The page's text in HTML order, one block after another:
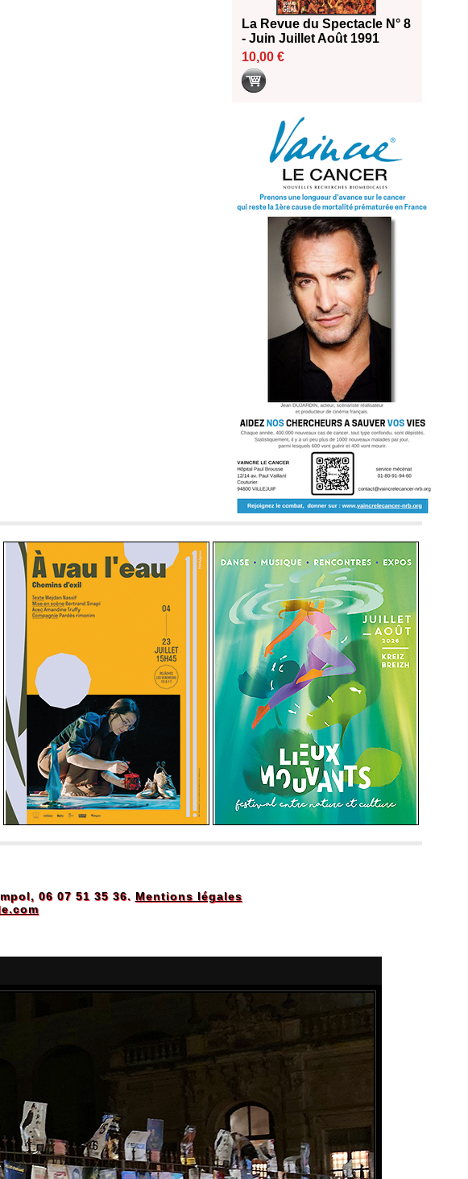
La Revue du Spectacle N° 8
- Juin Juillet Août 1991
10,00 €
06 07 51 35 36. Mentions légales